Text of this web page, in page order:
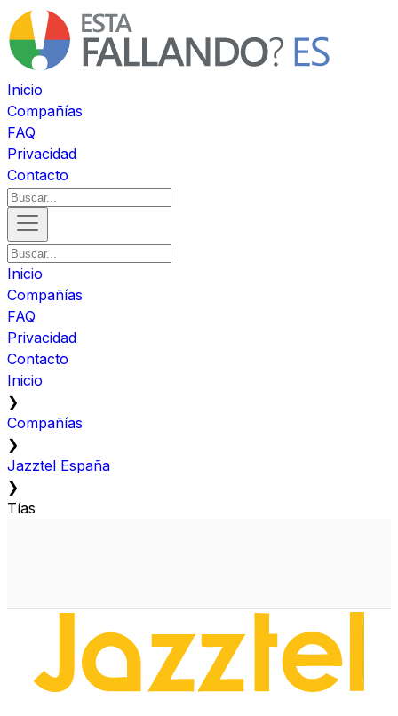
Inicio
Compañías
FAQ
Privacidad
Contacto
Inicio
Compañías
FAQ
Privacidad
Contacto
Inicio
❯
Compañías
❯
Jazztel España
❯
Tías